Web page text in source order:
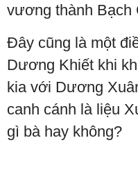
vương thành Bạch
Đây cũng là một
Dương Khiết khi
kia với Dương
canh cánh là liệu
gì bà hay không?